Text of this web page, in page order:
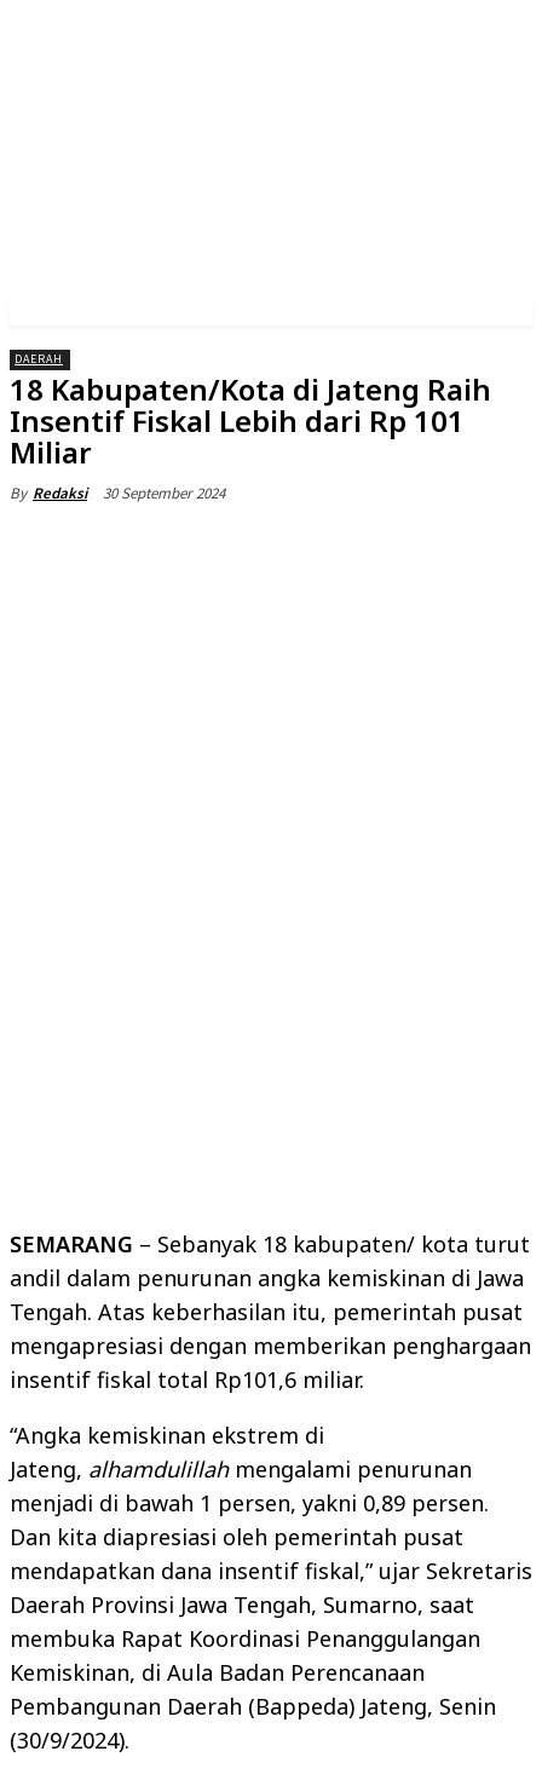
DAERAH
18 Kabupaten/Kota di Jateng Raih
Insentif Fiskal Lebih dari Rp 101
Miliar
By Redaksi 30 September 2024
SEMARANG – Sebanyak 18 kabupaten/ kota turut
andil dalam penurunan angka kemiskinan di Jawa
Tengah. Atas keberhasilan itu, pemerintah pusat
mengapresiasi dengan memberikan penghargaan
insentif fiskal total Rp101,6 miliar.
“Angka kemiskinan ekstrem di
Jateng, alhamdulillahmengalami penurunan
menjadi di bawah 1 persen, yakni 0,89 persen.
Dan kita diapresiasi oleh pemerintah pusat
mendapatkan dana insentif fiskal,” ujar Sekretaris
Daerah Provinsi Jawa Tengah, Sumarno, saat
membuka Rapat Koordinasi Penanggulangan
Kemiskinan, di Aula Badan Perencanaan
Pembangunan Daerah (Bappeda) Jateng, Senin
(30/9/2024).